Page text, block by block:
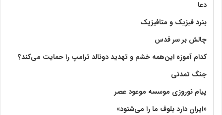
دعا
بنرد فیزیک و متافیزیک
چالش بر سر قدس
کدام آموزه این‌همه خشم و تهدید دونالد ترامپ را حمایت می‌کند؟
جنگ تمدنی
پیام نوروزی موسسه موعود عصر
«ایران دارد بلوف ما را می‌شنود»